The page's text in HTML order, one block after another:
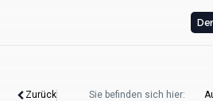
Zurück Sie befinden sich hier: